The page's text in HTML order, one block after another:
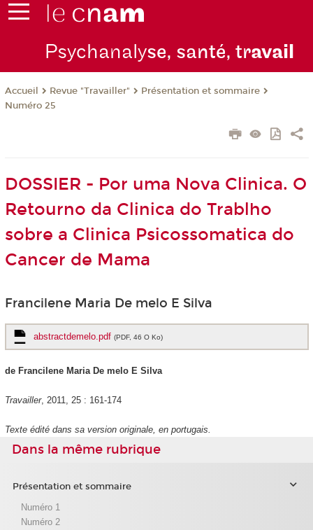
Psychanalyse, santé, travail
Accueil Revue "Travailler"
Présentation et sommaire
Numéro 25
DOSSIER - Por uma Nova Clinica. O
Retourno da Clinica do Trablho
sobre a Clinica Psicossomatica do
Cancer de Mama
Francilene Maria De melo E Silva
abstractdemelo.pdf (PDF, 46 O Ko)
de Francilene Maria De melo E Silva
Travailler, 2011, 25 : 161-174
Texte édité dans sa version originale, en portugais.
Dans la même rubrique
Présentation et sommaire
Numéro 1
Numéro 2